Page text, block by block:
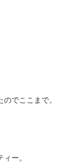
でここまで。
ー。